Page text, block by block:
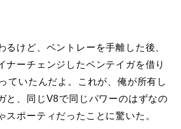
るけど、ベントレーを手離した後、
ナーチェンジしたベンテイガを借り
ていたんだよ。これが、俺が所有し
と、同じV8で同じパワーのはずなの
スポーティだったことに驚いた。